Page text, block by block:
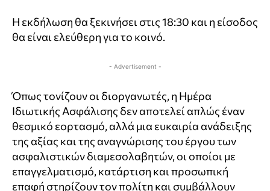
Η εκδήλωση θα ξεκινήσει στις 18:30 και η είσοδος
θα είναι ελεύθερη για το κοινό.
- Advertisement -
Όπως τονίζουν οι διοργανωτές, η Ημέρα
Ιδιωτικής Ασφάλισης δεν αποτελεί απλώς έναν
θεσμικό εορτασμό, αλλά μια ευκαιρία ανάδειξης
της αξίας και της αναγνώρισης του έργου των
ασφαλιστικών διαμεσολαβητών, οι οποίοι με
επαγγελματισμό, κατάρτιση και προσωπική
επαφή στηρίζουν τον πολίτη και συμβάλλουν